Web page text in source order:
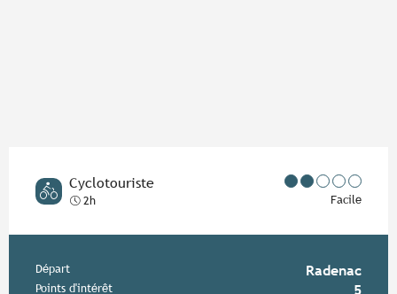
Cyclotouriste
2h Facile
Informations pratiques
Départ Radenac
Points d'intérêt 5